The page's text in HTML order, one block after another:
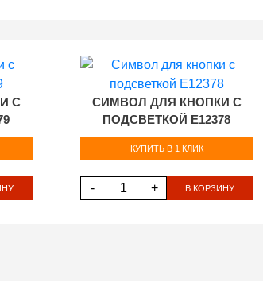
С
СИМВОЛ ДЛЯ КНОПКИ С
ПОДСВЕТКОЙ E12378
КУПИТЬ В 1 КЛИК
- + В КОРЗИНУ